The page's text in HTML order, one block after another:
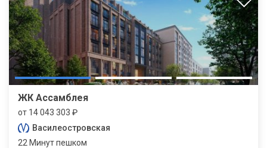
ЖК Ассамблея
от 14 043 303 ₽
Василеостровская
22 Минут пешком